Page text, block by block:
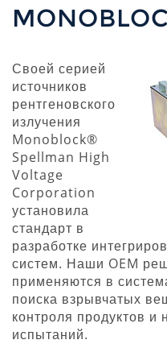
Своей серией
источников
рентгеновского
излучения
Monoblock®
Spellman High
Voltage
Corporation
установила
стандарт в
разработке
систем. Наши OEM
применяются в
поиска взрывчатых
контроля продуктов
испытаний.